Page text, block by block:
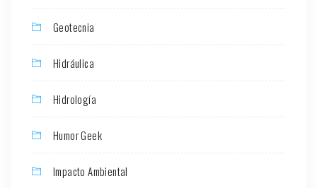
Geotecnia
Hidráulica
Hidrología
Humor Geek
Impacto Ambiental